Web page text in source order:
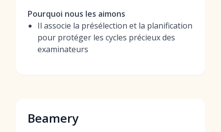
Pourquoi nous les aimons
Il associe la présélection et la planification
pour protéger les cycles précieux des
examinateurs
Beamery